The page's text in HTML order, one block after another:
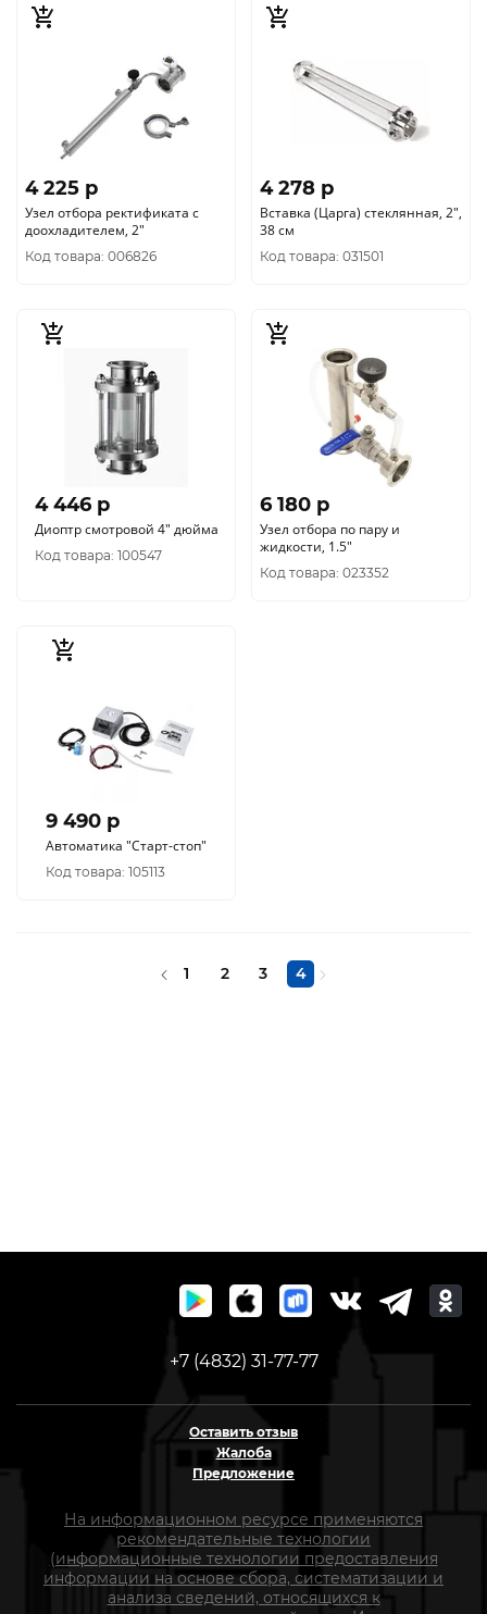
4 225 p
Узел отбора ректификата с
доохладителем, 2"
Код товара: 006826
4 278 p
Вставка (Царга) стеклянная, 2",
38 см
Код товара: 031501
4 446 p
Диоптр смотровой 4" дюйма
Код товара: 100547
6 180 p
Узел отбора по пару и
жидкости, 1.5"
Код товара: 023352
9 490 p
Автоматика "Старт-стоп"
Код товара: 105113
1 2 3 4
+7 (4832) 31-77-77
Оставить отзыв
Жалоба
Предложение
На информационном ресурсе применяются
рекомендательные технологии
(информационные технологии предоставления
информации на основе сбора, систематизации и
анализа сведений, относящихся к